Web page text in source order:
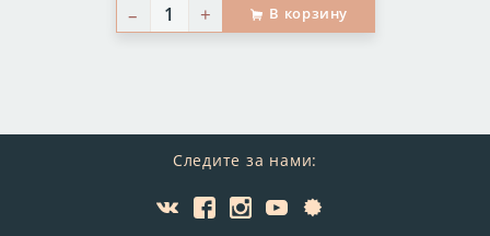
– + В корзину
Следите за нами: